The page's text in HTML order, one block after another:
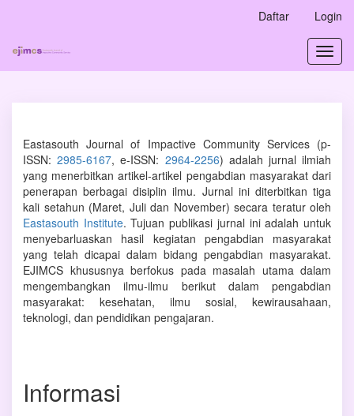
Utama
Bilah
Daftar Login
Eastasouth Journal of Impactive Community Services (p-
ISSN:2985-6167, e-ISSN: 2964-2256) adalah jurnal ilmiah
yang menerbitkan artikel-artikel pengabdian masyarakat dari
penerapan berbagai disiplin ilmu. Jurnal ini diterbitkan tiga
kali setahun (Maret, Juli dan November) secara teratur oleh
Eastasouth Institute. Tujuan publikasi jurnal ini adalah untuk
menyebarluaskan hasil kegiatan pengabdian masyarakat
yang telah dicapai dalam bidang pengabdian masyarakat.
EJIMCS khususnya berfokus pada masalah utama dalam
mengembangkan ilmu-ilmu berikut dalam pengabdian
masyarakat: kesehatan, ilmu sosial, kewirausahaan,
teknologi, dan pendidikan pengajaran.
Informasi